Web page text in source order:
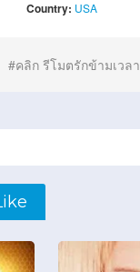
Country: USA
คลิก รีโมตรักข้ามเวลา